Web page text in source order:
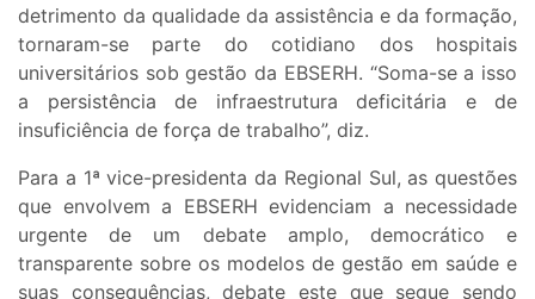
detrimento da qualidade da assistência e da formação,
tornaram-se parte do cotidiano dos hospitais
universitários sob gestão da EBSERH. “Soma-se a isso
a persistência de infraestrutura deficitária e de
insuficiência de força de trabalho”, diz.
Para a 1ª vice-presidenta da Regional Sul, as questões
que envolvem a EBSERH evidenciam a necessidade
urgente de um debate amplo, democrático e
transparente sobre os modelos de gestão em saúde e
suas consequências, debate este que segue sendo